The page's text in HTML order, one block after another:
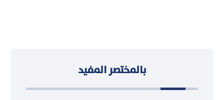
بالمختصر المفيد